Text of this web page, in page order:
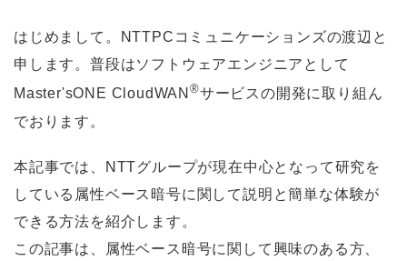
はじめまして。NTTPCコミュニケーションズの渡辺と
申します。普段はソフトウェアエンジニアとして
Master'sONE CloudWAN ®サービスの開発に取り組ん
でおります。
本記事では、NTTグループが現在中心となって研究を
している属性ベース暗号に関して説明と簡単な体験が
できる方法を紹介します。
この記事は、属性ベース暗号に関して興味のある方、